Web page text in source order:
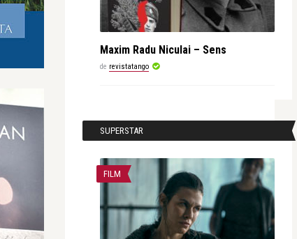
Maxim Radu Niculai – Sens
de revistatango
SUPERSTAR
FILM